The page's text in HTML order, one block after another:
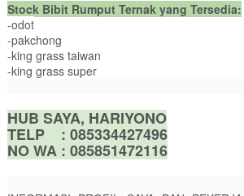
Stock Bibit Rumput Ternak yang Tersedia:
-odot
-pakchong
-king grass taiwan
-king grass super
HUB SAYA, HARIYONO
TELP: 085334427496
NO WA : 085851472116